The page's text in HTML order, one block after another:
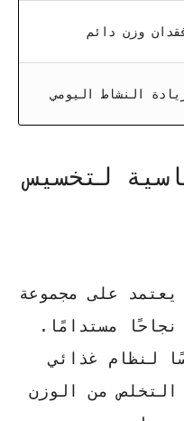
وزن دائم
النشاط اليومي
لتخسيس
يعتمد على مجموعة
مستدامًا.
لنظام غذائي
من الوزن